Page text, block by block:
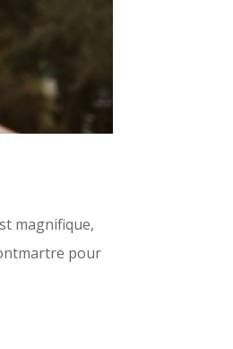
magnifique,
pour